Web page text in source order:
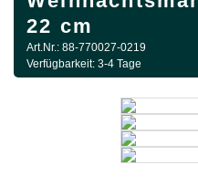
22 cm
Art.Nr.: 88-770027-0219
Verfügbarkeit: 3-4 Tage